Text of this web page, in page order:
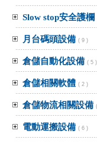
Slow stop安全護欄
月台碼頭設備 ( 9 )
倉儲自動化設備 ( 5 )
倉儲相關軟體 ( 2 )
倉儲物流相關設備
電動運搬設備 ( 6 )